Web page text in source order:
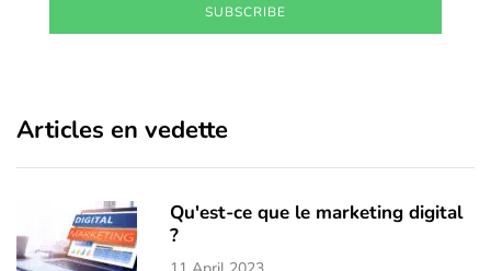
SUBSCRIBE
Articles en vedette
Qu'est-ce que le marketing digital
?